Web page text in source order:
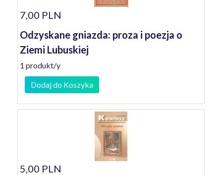
7,00 PLN
Odzyskane gniazda: proza i poezja o
Ziemi Lubuskiej
1 produkt/y
Dodaj do Koszyka
5,00 PLN